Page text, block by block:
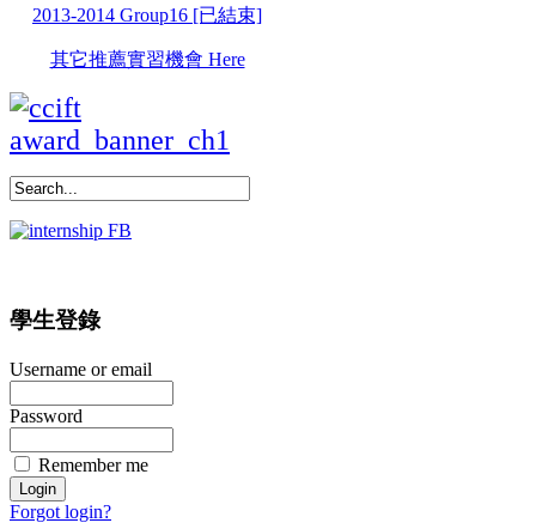
2013-2014 Group16 [已結束]
其它推薦實習機會 Here
學生登錄
Username or email
Password
Remember me
Forgot login?